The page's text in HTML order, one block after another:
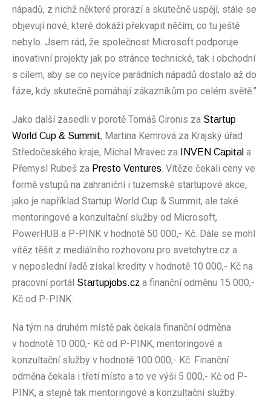
nápadů, z nichž některé prorazí a skutečně uspějí, stále se
objevují nové, které dokáží překvapit něčím, co tu ještě
nebylo. Jsem rád, že společnost Microsoft podporuje
inovativní projekty jak po stránce technické, tak i obchodní
s cílem, aby se co nejvíce parádních nápadů dostalo až do
fáze, kdy skutečně pomáhají zákazníkům po celém světě.”
Jako další zasedli v porotě Tomáš Cironis za Startup
World Cup & Summit, Martina Kemrová za Krajský úřad
Středočeského kraje, Michal Mravec za
INVEN Capital a
Přemysl Rubeš za Presto Ventures. Vítěze čekali ceny ve
formě vstupů na zahraniční i tuzemské startupové akce,
jako je například Startup World Cup & Summit, ale také
mentoringové a konzultační služby od Microsoft,
PowerHUB a P-PINK v hodnotě 50 000,- Kč. Dále se mohl
vítěz těšit z mediálního rozhovoru pro svetchytre.cz a
v neposlední řadě získal kredity v hodnotě 10 000,- Kč na
pracovní portál Startupjobs.cz a finanční odměnu 15 000,-
Kč od P-PINK.
Na tým na druhém místě pak čekala finanční odměna
v hodnotě 10 000,- Kč od P-PINK, mentoringové a
konzultační služby v hodnotě 100 000,- Kč. Finanční
odměna čekala i třetí místo a to ve výši 5 000,- Kč od P-
PINK, a stejně tak mentoringové a konzultační služby.